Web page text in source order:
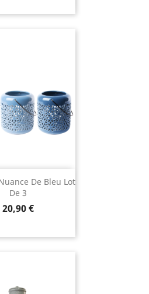
De Bleu Lot
De 3
Prix
20,90 €